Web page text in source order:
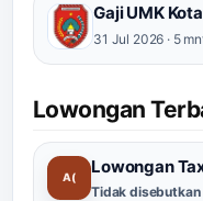
Gaji UMK
31 Jul 2026 · 5
Lowongan
A(
Lowongan
Tidak disebutkan